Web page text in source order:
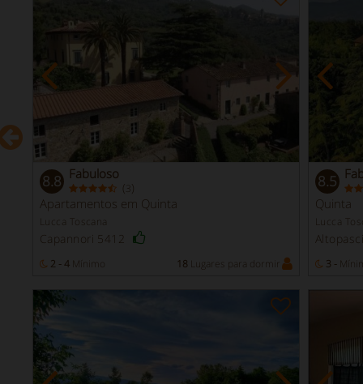
8.8 Fabuloso
( 3 )
Apartamentos em Quinta
Lucca Toscana
Capannori 5412
2 - 4 Mínimo 18 Lugares para dormir
8.5
Quinta
Lucca
3 -